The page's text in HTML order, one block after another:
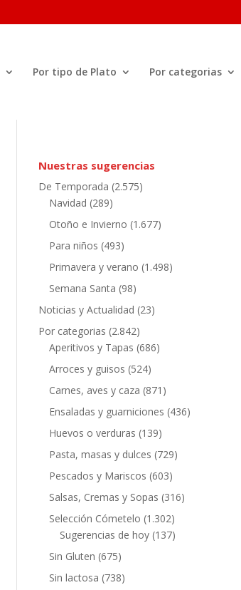
Por tipo de Plato Por categorias
Nuestras sugerencias
De Temporada (2.575)
Navidad (289)
Otoño e Invierno (1.677)
Para niños (493)
Primavera y verano (1.498)
Semana Santa (98)
Noticias y Actualidad (23)
Por categorias (2.842)
Aperitivos y Tapas (686)
Arroces y guisos (524)
Carnes, aves y caza (871)
Ensaladas y guarniciones (436)
Huevos o verduras (139)
Pasta, masas y dulces (729)
Pescados y Mariscos (603)
Salsas, Cremas y Sopas (316)
Selección Cómetelo (1.302)
Sugerencias de hoy(137)
Sin Gluten (675)
Sin lactosa (738)